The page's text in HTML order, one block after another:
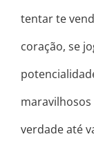
tentar te
coração, se
verdade até